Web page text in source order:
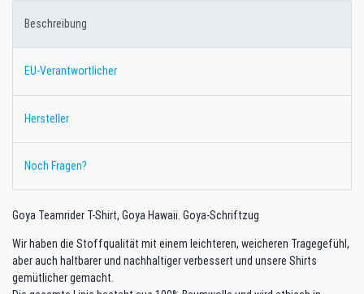
Beschreibung
EU-Verantwortlicher
Hersteller
Noch Fragen?
Goya Teamrider T-Shirt, Goya Hawaii. Goya-Schriftzug
Wir haben die Stoffqualität mit einem leichteren, weicheren Tragegefühl,
aber auch haltbarer und nachhaltiger verbessert und unsere Shirts
gemütlicher gemacht.